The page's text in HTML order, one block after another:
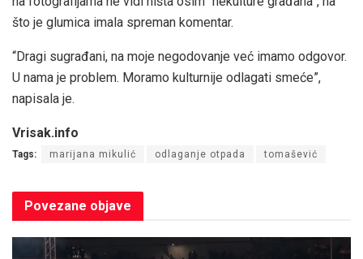
što je glumica imala spreman komentar.
“Dragi sugrađani, na moje negodovanje već imamo odgovor.
U nama je problem. Moramo kulturnije odlagati smeće”,
napisala je.
Vrisak.info
Tags: marijana mikulić odlaganje otpada tomašević
Povezane objave